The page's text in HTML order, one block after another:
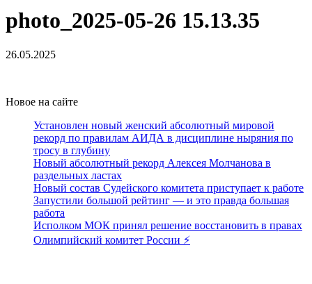
photo_2025-05-26 15.13.35
26.05.2025
Новое на сайте
Установлен новый женский абсолютный мировой
рекорд по правилам АИДА в дисциплине ныряния по
тросу в глубину
Новый абсолютный рекорд Алексея Молчанова в
раздельных ластах
Новый состав Судейского комитета приступает к работе
Запустили большой рейтинг — и это правда большая
работа
Исполком МОК принял решение восстановить в правах
Олимпийский комитет России ⚡️